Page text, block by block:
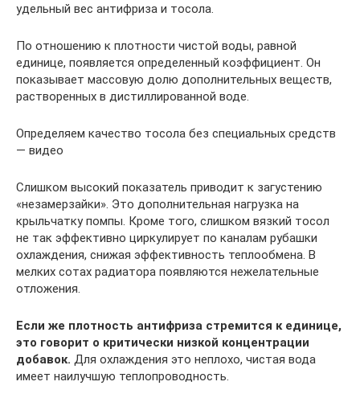
удельный вес антифриза и тосола.
По отношению к плотности чистой воды, равной
единице, появляется определенный коэффициент. Он
показывает массовую долю дополнительных веществ,
растворенных в дистиллированной воде.
Определяем качество тосола без специальных средств
— видео
Слишком высокий показатель приводит к загустению
«незамерзайки». Это дополнительная нагрузка на
крыльчатку помпы. Кроме того, слишком вязкий тосол
не так эффективно циркулирует по каналам рубашки
охлаждения, снижая эффективность теплообмена. В
мелких сотах радиатора появляются нежелательные
отложения.
Если же плотность антифриза стремится к единице,
это говорит о критически низкой концентрации
добавок. Для охлаждения это неплохо, чистая вода
имеет наилучшую теплопроводность.